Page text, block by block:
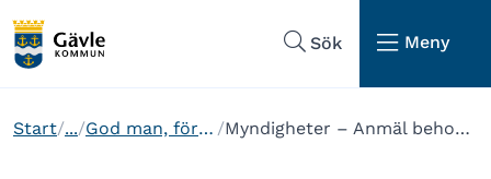
Sök
Meny
Start ... God man, förvaltare och förmyndare Myndigheter – Anmäl behov av god man, förvaltare eller förmyndare